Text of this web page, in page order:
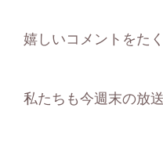
嬉しいコメントをた
私たちも今週末の放